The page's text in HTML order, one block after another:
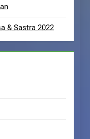
& Sastra 2022